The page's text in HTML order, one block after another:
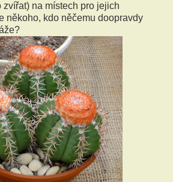
na místech pro jejich
někoho, kdo něčemu doopravdy